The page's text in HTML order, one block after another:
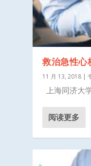
救治急性心
11 月 13, 2018 |
上海同济大
阅读更多